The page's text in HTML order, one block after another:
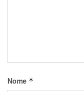
Nome *